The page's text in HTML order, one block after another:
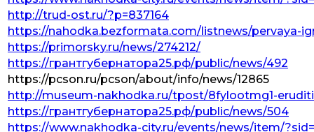
http://trud-ost.ru/?p=837164
https://nahodka.bezformata.com/listnews/pervaya-
https://primorsky.ru/news/274212/
https://грантгубернатора25.рф/public/news/492
https://pcson.ru/pcson/about/info/news/12865
http://museum-nakhodka.ru/tpost/8fylootmg1-
https://грантгубернатора25.рф/public/news/504
https://www.nakhodka-city.ru/events/news/item/